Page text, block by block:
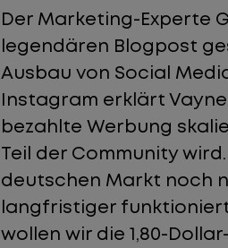
Der Marketing-Experte
legendären Blogpost
Ausbau von Social
Instagram erklärt
bezahlte Werbung
Teil der Community
deutschen Markt noch
langfristiger
wollen wir die 1,80-